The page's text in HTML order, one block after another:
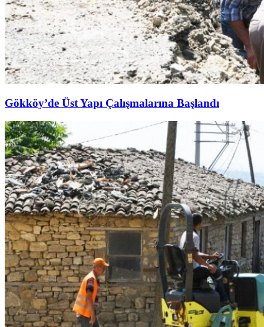
Gökköy’de Üst Yapı Çalışmalarına Başlandı